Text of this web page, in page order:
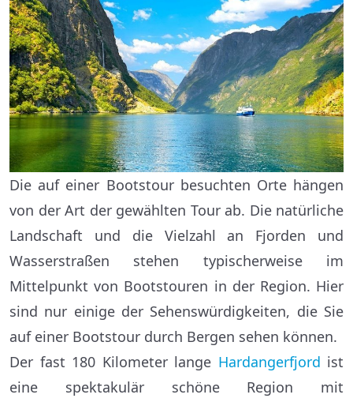
Die auf einer Bootstour besuchten Orte hängen
von der Art der gewählten Tour ab. Die natürliche
Landschaft und die Vielzahl an Fjorden und
Wasserstraßen stehen typischerweise im
Mittelpunkt von Bootstouren in der Region. Hier
sind nur einige der Sehenswürdigkeiten, die Sie
auf einer Bootstour durch Bergen sehen können.
Der fast 180 Kilometer lange Hardangerfjord ist
eine spektakulär schöne Region mit